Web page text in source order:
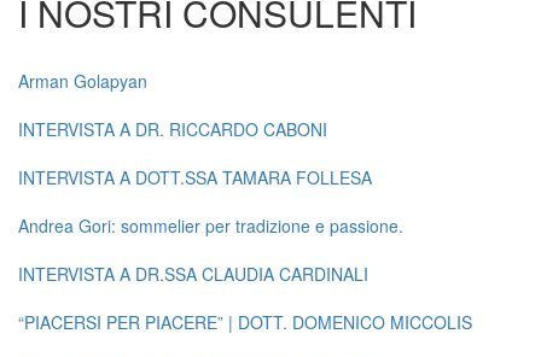
I NOSTRI CONSULENTI
Arman Golapyan
INTERVISTA A DR. RICCARDO CABONI
INTERVISTA A DOTT.SSA TAMARA FOLLESA
Andrea Gori: sommelier per tradizione e passione.
INTERVISTA A DR.SSA CLAUDIA CARDINALI
“PIACERSI PER PIACERE” | DOTT. DOMENICO MICCOLIS